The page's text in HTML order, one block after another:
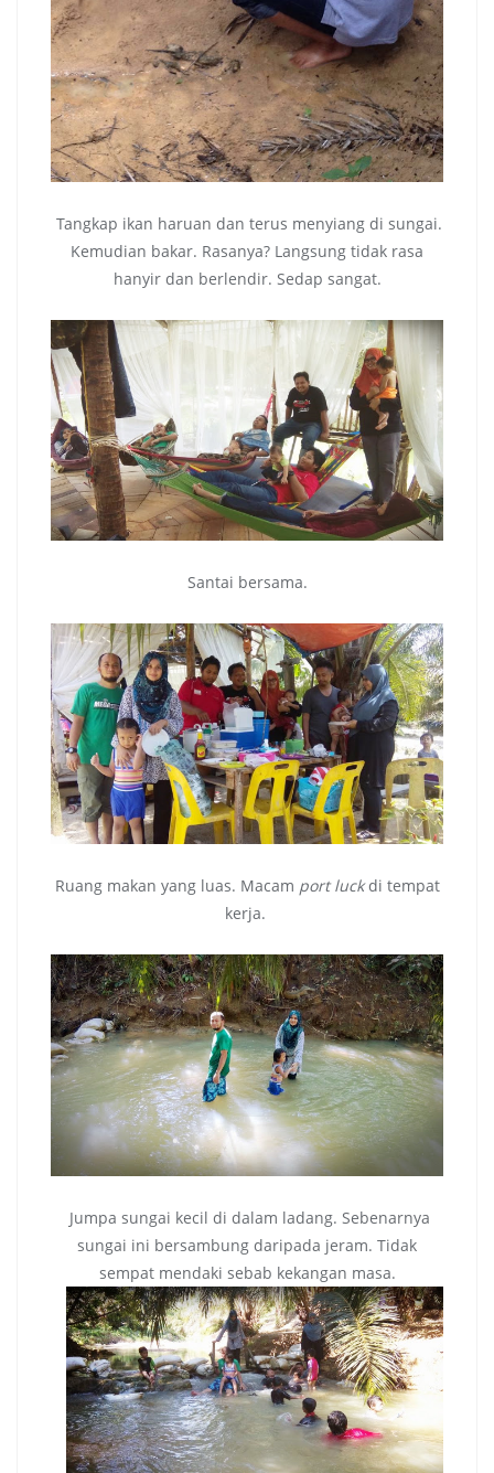
Tangkap ikan haruan dan terus menyiang di sungai.
Kemudian bakar. Rasanya? Langsung tidak rasa
hanyir dan berlendir. Sedap sangat.
Santai bersama.
Ruang makan yang luas. Macam port luckdi tempat
kerja.
Jumpa sungai kecil di dalam ladang. Sebenarnya
sungai ini bersambung daripada jeram. Tidak
sempat mendaki sebab kekangan masa.